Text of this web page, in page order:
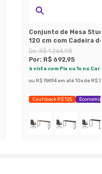
Conjunto de Mesa
120 cm com Cadeira
Secretária Giratória
De:R$ 1.264,98
Por: R$ 692,95
à vista com Pix ou 1x no
ou R$ 769,94 em até 10x de R$
Cashback R$ 125